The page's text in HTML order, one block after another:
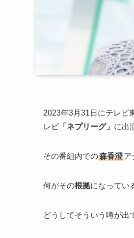
2023年3月31日にテレビ
レビ 「ネプリーグ」 に出
その番組内での森香澄ア
何がその根拠になってい
どうしてそういう噂が出